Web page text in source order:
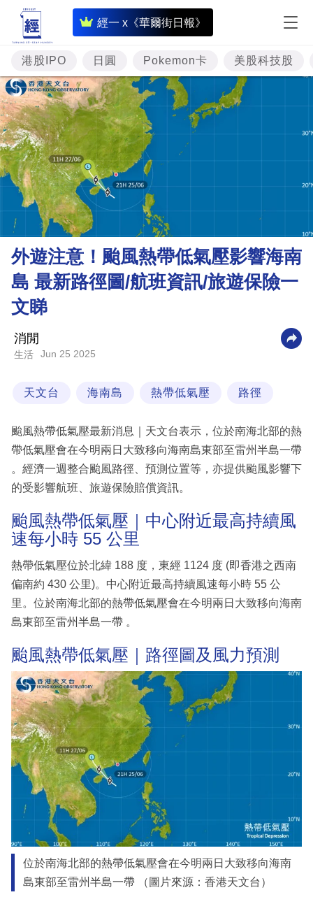
經一 x《華爾街日報》
即
時
財
經
專
題
投
資
樓
市
理
財
商
技
場
生
活
時
事
專
欄
訂
閱
專
區
港股IPO 日圓 Pokemon卡 美股科技股
外遊注意！颱風熱帶低氣壓影響海南
島 最新路徑圖/航班資訊/旅遊保險一
文睇
消閒
生活 Jun 25 2025
天文台 海南島 熱帶低氣壓 路徑
颱風熱帶低氣壓最新消息｜天文台表示，位於南海北部的熱
帶低氣壓會在今明兩日大致移向海南島東部至雷州半島一帶
。經濟一週整合颱風路徑、預測位置等，亦提供颱風影響下
的受影響航班、旅遊保險賠償資訊。
颱風熱帶低氣壓｜中心附近最高持續風
速每小時 55 公里
熱帶低氣壓位於北緯 188 度，東經 1124 度 (即香港之西南
偏南約 430 公里)。中心附近最高持續風速每小時 55 公
里。位於南海北部的熱帶低氣壓會在今明兩日大致移向海南
島東部至雷州半島一帶 。
颱風熱帶低氣壓｜路徑圖及風力預測
位於南海北部的熱帶低氣壓會在今明兩日大致移向海南
島東部至雷州半島一帶 （圖片來源：香港天文台）